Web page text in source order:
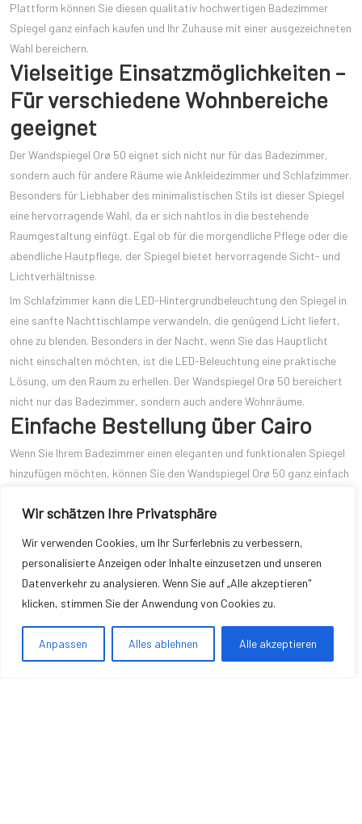
Wir schätzen Ihre Privatsphäre
Wir verwenden Cookies, um Ihr Surferlebnis zu verbessern,
personalisierte Anzeigen oder Inhalte einzusetzen und unseren
Datenverkehr zu analysieren. Wenn Sie auf „Alle akzeptieren"
klicken, stimmen Sie der Anwendung von Cookies zu.
Anpassen Alles ablehnen Alle akzeptieren
Plattform können Sie diesen qualitativ hochwertigen Badezimmer
Spiegel ganz einfach kaufen und Ihr Zuhause mit einer ausgezeichneten
Wahl bereichern.
Vielseitige Einsatzmöglichkeiten –
Für verschiedene Wohnbereiche
geeignet
Der Wandspiegel Orø 50 eignet sich nicht nur für das Badezimmer,
sondern auch für andere Räume wie Ankleidezimmer und Schlafzimmer.
Besonders für Liebhaber des minimalistischen Stils ist dieser Spiegel
eine hervorragende Wahl, da er sich nahtlos in die bestehende
Raumgestaltung einfügt. Egal ob für die morgendliche Pflege oder die
abendliche Hautpflege, der Spiegel bietet hervorragende Sicht- und
Lichtverhältnisse.
Im Schlafzimmer kann die LED-Hintergrundbeleuchtung den Spiegel in
eine sanfte Nachttischlampe verwandeln, die genügend Licht liefert,
ohne zu blenden. Besonders in der Nacht, wenn Sie das Hauptlicht
nicht einschalten möchten, ist die LED-Beleuchtung eine praktische
Lösung, um den Raum zu erhellen. Der Wandspiegel Orø 50 bereichert
nicht nur das Badezimmer, sondern auch andere Wohnräume.
Einfache Bestellung über Cairo
Wenn Sie Ihrem Badezimmer einen eleganten und funktionalen Spiegel
hinzufügen möchten, können Sie den Wandspiegel Orø 50 ganz einfach
einzigartiges Design und ausgezeichnete Funktionalität, sondern stellt
Durch das Durchstöbern der Cairo-Seite können Sie sich über die
genauen Spezifikationen und Funktionen des Wandspiegels Orø 50
lassen.